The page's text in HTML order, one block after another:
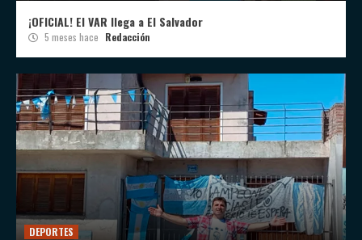
¡OFICIAL! El VAR llega a El Salvador
5 meses hace Redacción
DEPORTES